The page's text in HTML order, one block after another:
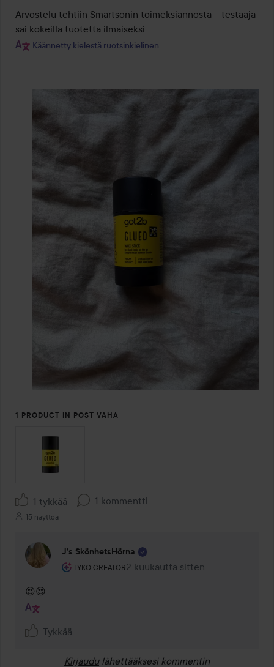
Arvostelu tehtiin Smartsonin toimeksiannosta – testaaja
sai kokeilla tuotetta ilmaiseksi
Käännetty kielestä ruotsinkielinen
1 PRODUCT IN POST VAHA
1 tykkää 1 kommentti
15 näyttöä
J’s SkönhetsHörna
LYKO CREATOR
Käyttäjän rooli: Lyko Creator.
2 kuukautta sitten
Kommentti lisättiin 2 kuukautta
😍😍
Tykkää
Kirjaudu lähettääksesi kommentin